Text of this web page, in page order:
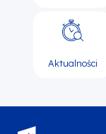
Aktualności